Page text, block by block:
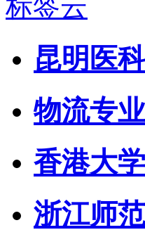
标签云
昆明医
物流专
香港大学
浙江师